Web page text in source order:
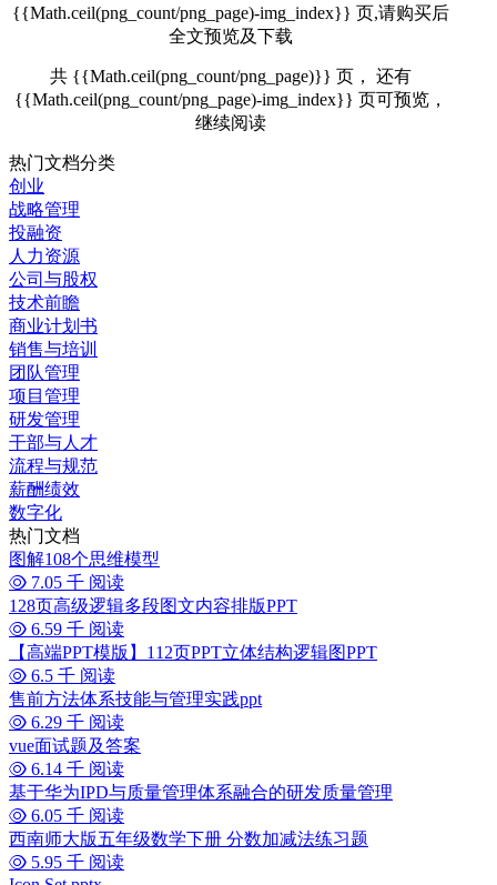
{{Math.ceil(png_count/png_page)-img_index}} 页,请购买后
全文预览及下载
共 {{Math.ceil(png_count/png_page)}} 页， 还有
{{Math.ceil(png_count/png_page)-img_index}} 页可预览，
继续阅读
热门文档分类
创业
战略管理
投融资
人力资源
公司与股权
技术前瞻
商业计划书
销售与培训
团队管理
项目管理
研发管理
干部与人才
流程与规范
薪酬绩效
数字化
热门文档
图解108个思维模型
7.05 千 阅读
128页高级逻辑多段图文内容排版PPT
6.59 千 阅读
【高端PPT模版】112页PPT立体结构逻辑图PPT
6.5 千 阅读
售前方法体系技能与管理实践ppt
6.29 千 阅读
vue面试题及答案
6.14 千 阅读
基于华为IPD与质量管理体系融合的研发质量管理
6.05 千 阅读
西南师大版五年级数学下册 分数加减法练习题
5.95 千 阅读